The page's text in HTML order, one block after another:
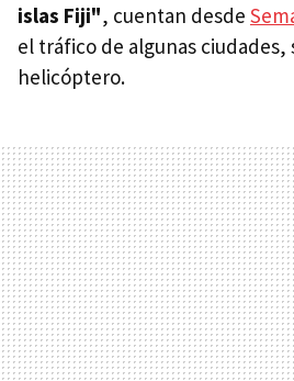
islas Fiji", cuentan desde
el tráfico de algunas ciudades,
helicóptero.